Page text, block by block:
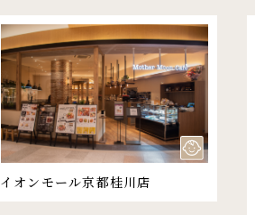
イオンモール京都桂川店